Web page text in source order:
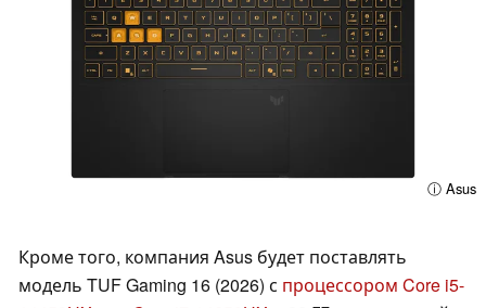
ⓘ Asus
Кроме того, компания Asus будет поставлять
модель TUF Gaming 16 (2026) с процессором Core i5-